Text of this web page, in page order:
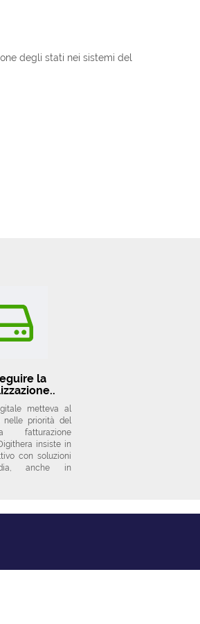
degli stati nei sistemi del
la
metteva al
nelle priorità del
fatturazione
insiste in
con soluzioni
anche in